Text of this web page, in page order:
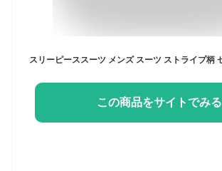
この商品をサイトでみる